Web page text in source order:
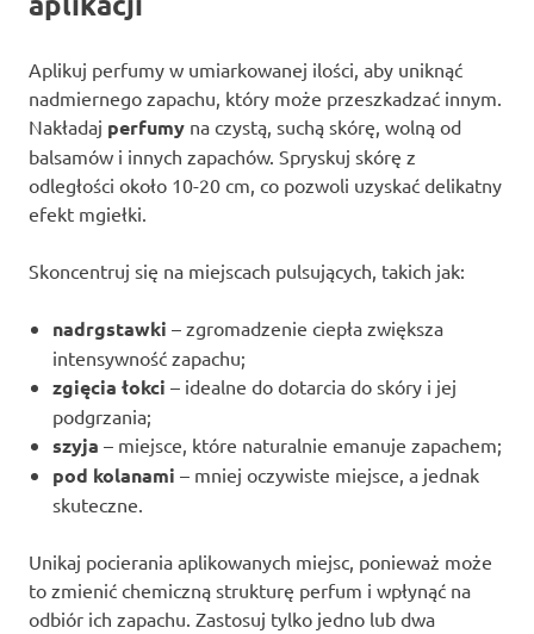
Aplikuj perfumy w umiarkowanej ilości, aby uniknąć
nadmiernego zapachu, który może przeszkadzać innym.
Nakładaj perfumy na czystą, suchą skórę, wolną od
balsamów i innych zapachów. Spryskuj skórę z
odległości około 10-20 cm, co pozwoli uzyskać delikatny
efekt mgiełki.
Skoncentruj się na miejscach pulsujących, takich jak:
nadrgstawki – zgromadzenie ciepła zwiększa
intensywność zapachu;
zgięcia łokci – idealne do dotarcia do skóry i jej
podgrzania;
szyja – miejsce, które naturalnie emanuje zapachem;
pod kolanami – mniej oczywiste miejsce, a jednak
skuteczne.
Unikaj pocierania aplikowanych miejsc, ponieważ może
to zmienić chemiczną strukturę perfum i wpłynąć na
odbiór ich zapachu. Zastosuj tylko jedno lub dwa